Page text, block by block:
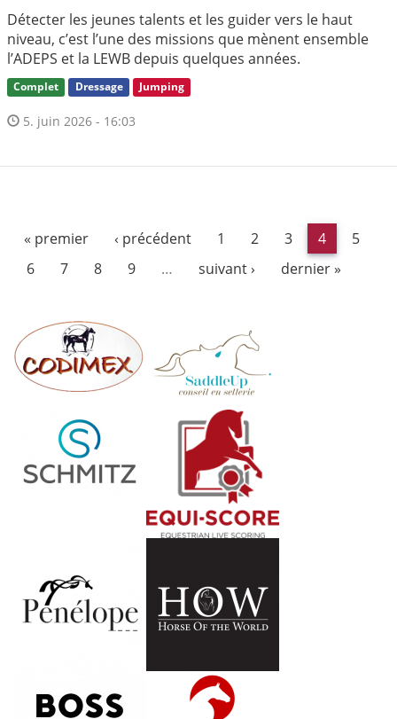
Détecter les jeunes talents et les guider vers le haut
niveau, c’est l’une des missions que mènent ensemble
l’ADEPS et la LEWB depuis quelques années.
Complet Dressage Jumping
5. juin 2026 - 16:03
« premier ‹ précédent 1 2 3 4
5
6
7 8 9 … suivant › dernier »